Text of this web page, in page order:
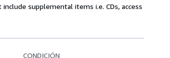
supplemental items i.e. CDs, access
CONDICIÓN